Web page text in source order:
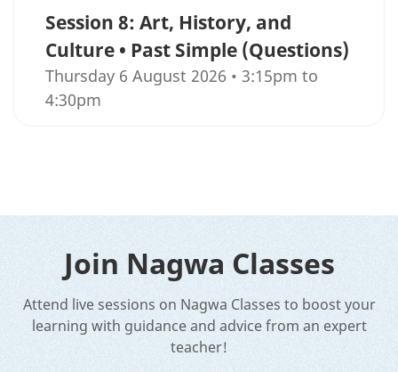
Session 8: Art, History, and
Culture • Past Simple (Questions)
Thursday 6 August 2026 • 3:15pm to
4:30pm
Join Nagwa Classes
Attend live sessions on Nagwa Classes to boost your
learning with guidance and advice from an expert
teacher!